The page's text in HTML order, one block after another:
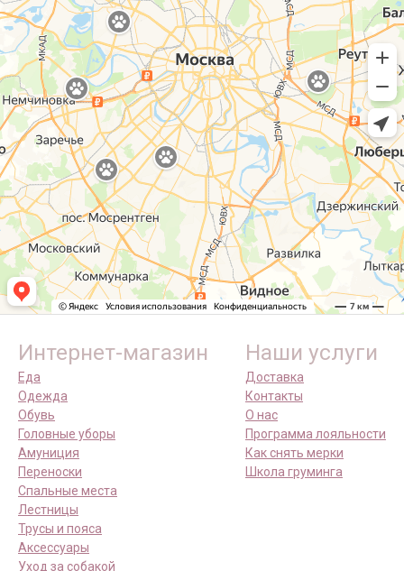
Интернет-магазин
Еда
Одежда
Обувь
Головные уборы
Амуниция
Переноски
Спальные места
Лестницы
Трусы и пояса
Аксессуары
Уход за собакой
Наши услуги
Доставка
Контакты
О нас
Программа лояльности
Как снять мерки
Школа груминга